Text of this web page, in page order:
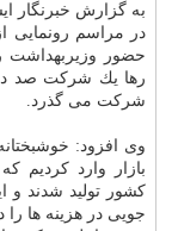
به گزارش خبرنگار
در مراسم رونمایی
حضور وزیربهداشت
رها یك شركت صد
شركت می گذرد.
وی افزود:
بازار وارد كردیم كه
جویی در هزینه ها